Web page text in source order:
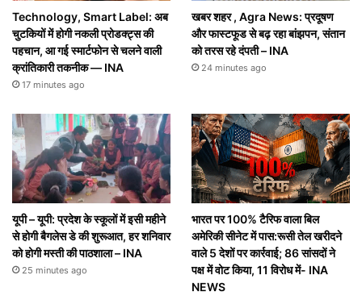
Technology, Smart Label: अब
चुटकियों में होगी नकली प्रोडक्ट्स की
पहचान, आ गई स्मार्टफोन से चलने वाली
क्रांतिकारी तकनीक — INA
17 minutes ago
खबर शहर , Agra News: प्रदूषण
और फास्टफूड से बढ़ रहा बांझपन, संतान
को तरस रहे दंपती – INA
24 minutes ago
यूपी – यूपी: प्रदेश के स्कूलों में इसी महीने
से होगी बैगलेस डे की शुरूआत, हर शनिवार
को होगी मस्ती की पाठशाला – INA
25 minutes ago
भारत पर 100% टैरिफ वाला बिल
अमेरिकी सीनेट में पास:रूसी तेल खरीदने
वाले 5 देशों पर कार्रवाई; 86 सांसदों ने
पक्ष में वोट किया, 11 विरोध में- INA
NEWS